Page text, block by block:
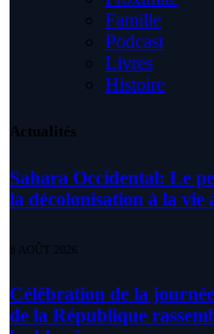
Famille
Podcast
Livres
Histoire
Actualités
Sahara Occidental: Le
la décolonisation à la vie
8 AOÛT 2026
Célébration de la
de la République